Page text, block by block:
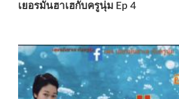
เยอรมันฮาเฮกับครูนุ่ม Ep 4